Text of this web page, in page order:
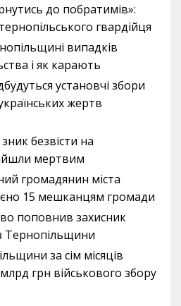
до побратимів»:
гвардійця
випадків
і як карають
установчі збори
жертв
безвісти на
мертвим
громадянин міста
15 мешканцям громади
поповнив захисник
Тернопільщини
за сім місяців
грн військового збору